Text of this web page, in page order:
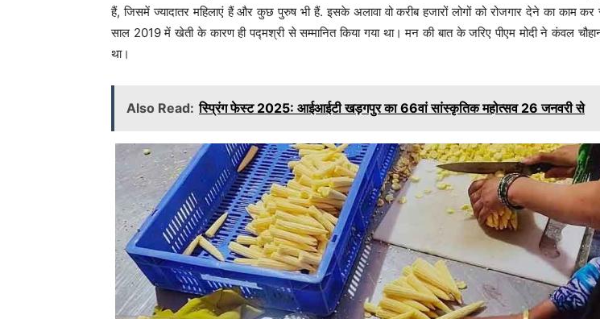
हैं, जिसमें ज्यादातर महिलाएं हैं और कुछ पुरुष भी हैं. इसके अलावा वो करीब हजारों लोगों को रोजगार देने का काम कर
साल 2019 में खेती के कारण ही पद्मश्री से सम्मानित किया गया था। मन की बात के जरिए पीएम मोदी ने कंवल
था।
Also Read: स्प्रिंग फेस्ट 2025: आईआईटी खड़गपुर का 66वां सांस्कृतिक महोत्सव 26 जनवरी से